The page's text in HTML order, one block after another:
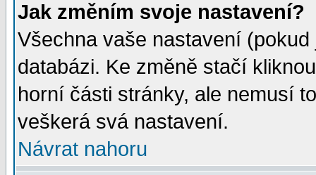
Jak změním svoje nastavení?
Všechna vaše nastavení
databázi. Ke změně stačí
horní části stránky, ale nemusí
veškerá svá nastavení.
Návrat nahoru